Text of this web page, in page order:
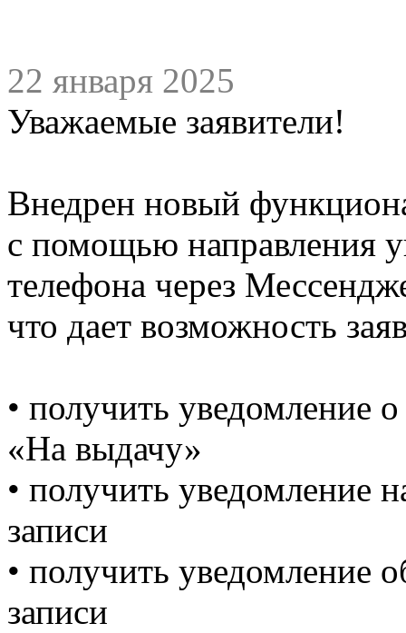
22 января 2025
Уважаемые заявители!
Внедрен новый
с помощью направления
телефона через
что дает возможность
• получить уведомление
«На выдачу»
• получить уведомление
записи
• получить уведомление
записи